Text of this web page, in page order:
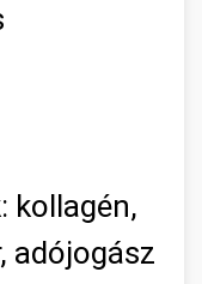
kollagén,
adójogász